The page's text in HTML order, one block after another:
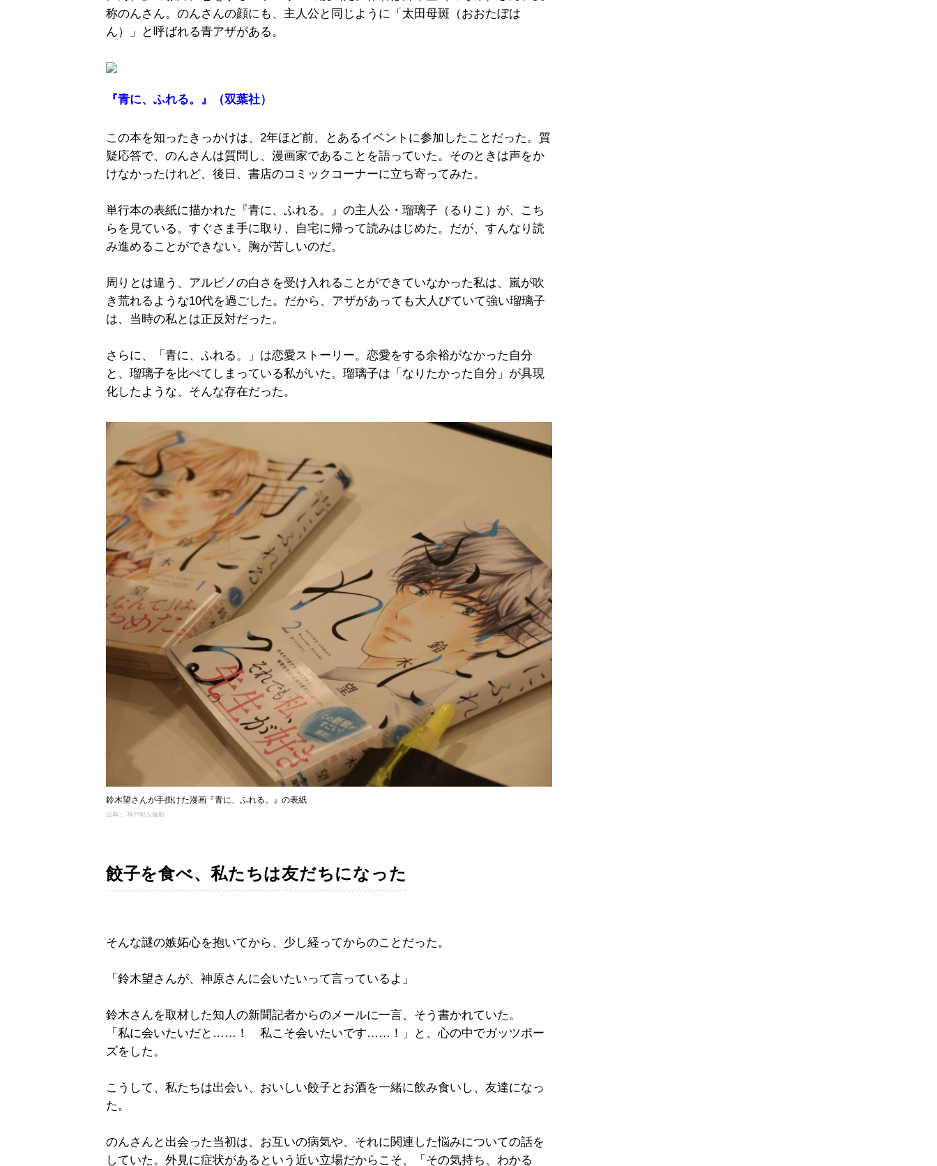
称のんさん。のんさんの顔にも、主人公と同じように「太田母斑（おおたぼは
ん）」と呼ばれる青アザがある。
『青に、ふれる。』（双葉社）
この本を知ったきっかけは、2年ほど前、とあるイベントに参加したことだった。質
疑応答で、のんさんは質問し、漫画家であることを語っていた。そのときは声をか
けなかったけれど、後日、書店のコミックコーナーに立ち寄ってみた。
単行本の表紙に描かれた『青に、ふれる。』の主人公・瑠璃子（るりこ）が、こち
らを見ている。すぐさま手に取り、自宅に帰って読みはじめた。だが、すんなり読
み進めることができない。胸が苦しいのだ。
周りとは違う、アルビノの白さを受け入れることができていなかった私は、嵐が吹
き荒れるような10代を過ごした。だから、アザがあっても大人びていて強い瑠璃子
は、当時の私とは正反対だった。
さらに、「青に、ふれる。」は恋愛ストーリー。恋愛をする余裕がなかった自分
と、瑠璃子を比べてしまっている私がいた。瑠璃子は「なりたかった自分」が具現
化したような、そんな存在だった。
鈴木望さんが手掛けた漫画『青に、ふれる。』の表紙
出典： 神戸郁人撮影
餃子を食べ、私たちは友だちになった
そんな謎の嫉妬心を抱いてから、少し経ってからのことだった。
「鈴木望さんが、神原さんに会いたいって言っているよ」
鈴木さんを取材した知人の新聞記者からのメールに一言、そう書かれていた。
「私に会いたいだと……！ 私こそ会いたいです……！」と、心の中でガッツポー
ズをした。
こうして、私たちは出会い、おいしい餃子とお酒を一緒に飲み食いし、友達になっ
た。
のんさんと出会った当初は、お互いの病気や、それに関連した悩みについての話を
していた。外見に症状があるという近い立場だからこそ、「その気持ち、わかる